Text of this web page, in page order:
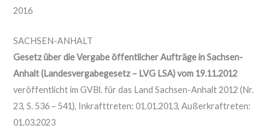
2016
SACHSEN-ANHALT
Gesetz über die Vergabe öffentlicher Aufträge in Sachsen-
Anhalt (Landesvergabegesetz – LVG LSA) vom 19.11.2012
veröffentlicht im GVBl. für das Land Sachsen-Anhalt 2012 (Nr.
23, S. 536 – 541), Inkrafttreten: 01.01.2013, Außerkraftreten:
01.03.2023